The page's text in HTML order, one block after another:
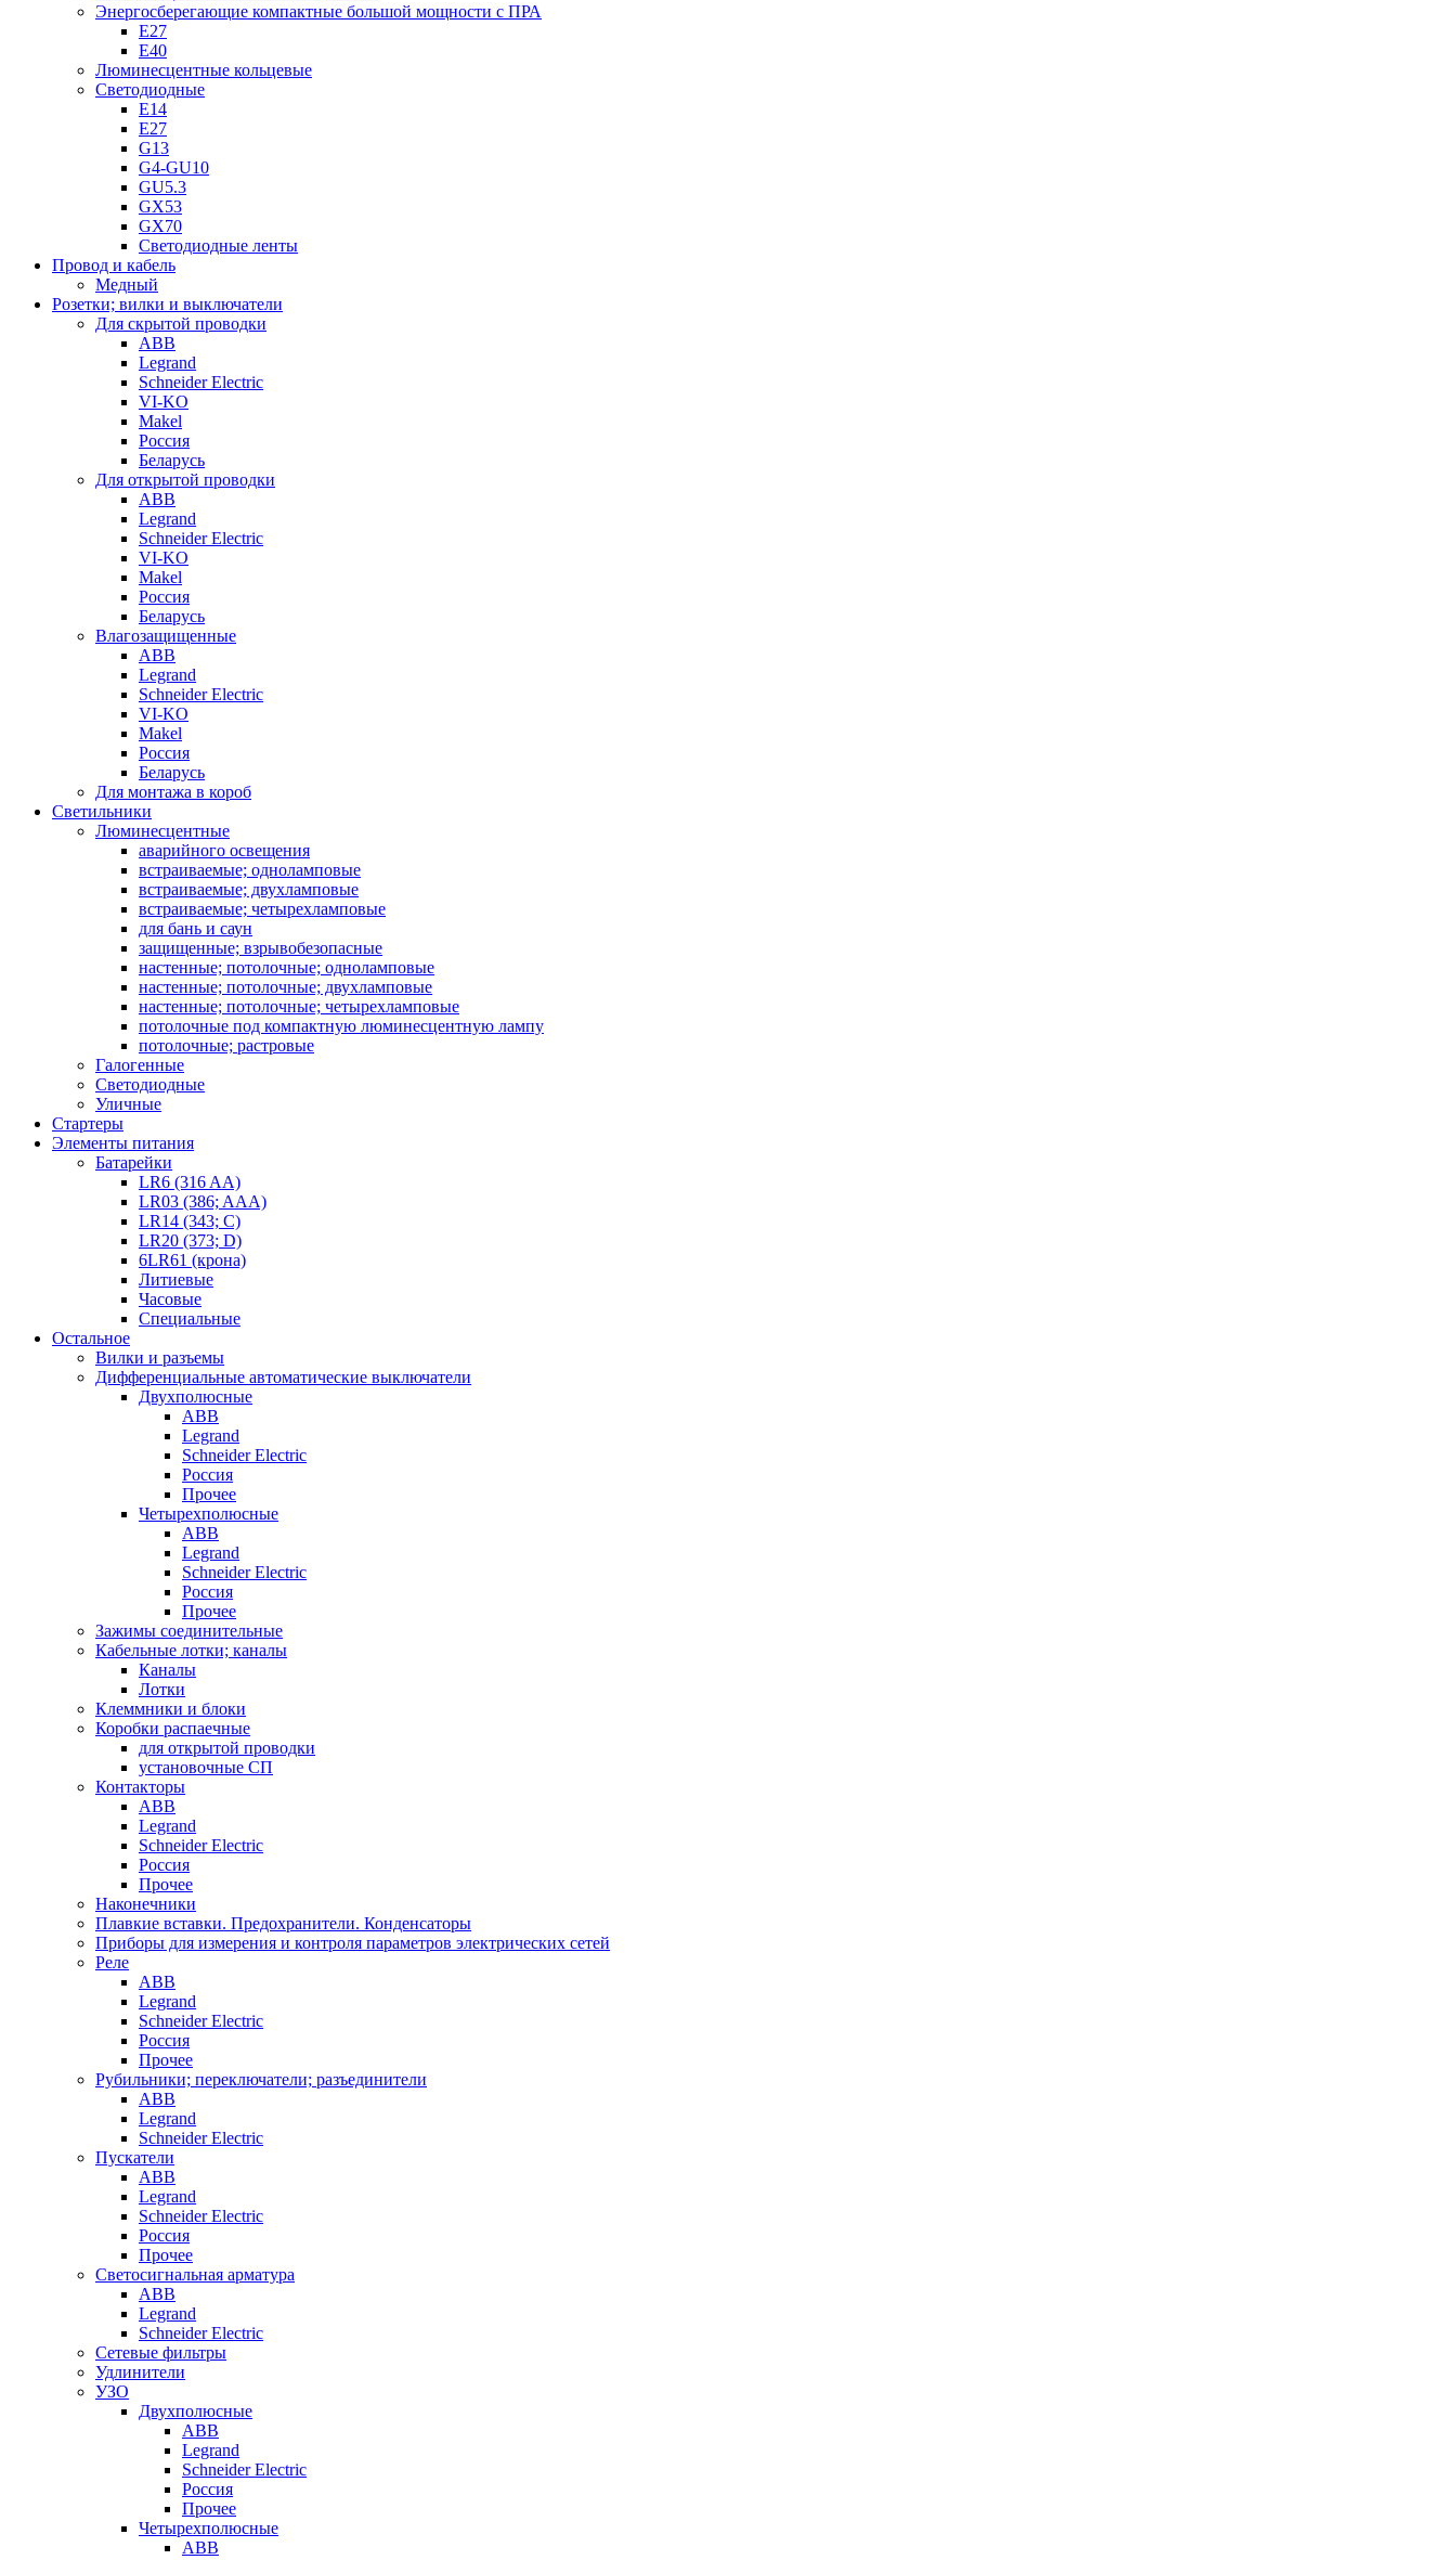
Энергосберегающие компактные большой мощности с ПРА
Е27
Е40
Люминесцентные кольцевые
Светодиодные
Е14
Е27
G13
G4-GU10
GU5.3
GX53
GX70
Светодиодные ленты
Провод и кабель
Медный
Розетки; вилки и выключатели
Для скрытой проводки
ABB
Legrand
Schneider Electric
VI-KO
Makel
Россия
Беларусь
Для открытой проводки
ABB
Legrand
Schneider Electric
VI-KO
Makel
Россия
Беларусь
Влагозащищенные
ABB
Legrand
Schneider Electric
VI-KO
Makel
Россия
Беларусь
Для монтажа в короб
Светильники
Люминесцентные
аварийного освещения
встраиваемые; одноламповые
встраиваемые; двухламповые
встраиваемые; четырехламповые
для бань и саун
защищенные; взрывобезопасные
настенные; потолочные; одноламповые
настенные; потолочные; двухламповые
настенные; потолочные; четырехламповые
потолочные под компактную люминесцентную лампу
потолочные; растровые
Галогенные
Светодиодные
Уличные
Стартеры
Элементы питания
Батарейки
LR6 (316 AA)
LR03 (386; AAA)
LR14 (343; C)
LR20 (373; D)
6LR61 (крона)
Литиевые
Часовые
Специальные
Остальное
Вилки и разъемы
Дифференциальные автоматические выключатели
Двухполюсные
ABB
Legrand
Schneider Electric
Россия
Прочее
Четырехполюсные
ABB
Legrand
Schneider Electric
Россия
Прочее
Зажимы соединительные
Кабельные лотки; каналы
Каналы
Лотки
Клеммники и блоки
Коробки распаечные
для открытой проводки
установочные СП
Контакторы
ABB
Legrand
Schneider Electric
Россия
Прочее
Наконечники
Плавкие вставки. Предохранители. Конденсаторы
Приборы для измерения и контроля параметров электрических сетей
Реле
ABB
Legrand
Schneider Electric
Россия
Прочее
Рубильники; переключатели; разъединители
ABB
Legrand
Schneider Electric
Пускатели
ABB
Legrand
Schneider Electric
Россия
Прочее
Светосигнальная арматура
ABB
Legrand
Schneider Electric
Сетевые фильтры
Удлинители
УЗО
Двухполюсные
ABB
Legrand
Schneider Electric
Россия
Прочее
Четырехполюсные
ABB